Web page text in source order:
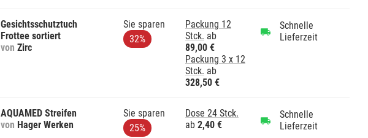
Gesichtsschutztuch
Frottee sortiert
von Zirc
Sie sparen
32%
Packung 12
Stck. ab
89,00 €
Packung 3 x 12
Stck. ab
328,50 €
Schnelle
Lieferzeit
AQUAMED Streifen
von Hager Werken
Sie sparen
25%
Dose 24 Stck.
ab 2,40 €
Schnelle
Lieferzeit